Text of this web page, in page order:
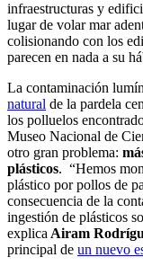
infraestructuras y
lugar de volar mar
colisionando con los
parecen en nada a su
La contaminación
natural de la pardela
los polluelos
Museo Nacional de
otro gran problema:
plásticos. “Hemos
plástico por pollos de
consecuencia de la
ingestión de plásticos
explica Airam
principal de un nuevo